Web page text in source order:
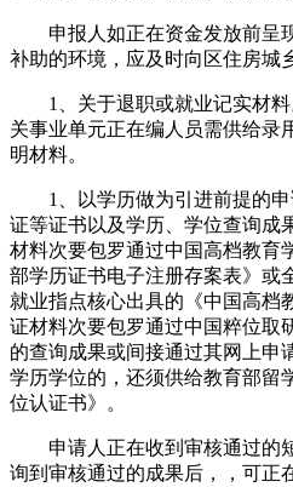
申报人如正在资金发放前呈
补助的环境，应及时向区住房城
1、关于退职或就业记实材料
关事业单元正在编人员需供给录
明材料。
1、以学历做为引进前提的申
证等证书以及学历、学位查询成
材料次要包罗通过中国高档教育
部学历证书电子注册存案表》或
就业指点核心出具的《中国高档
证材料次要包罗通过中国粹位取
的查询成果或间接通过其网上申
学历学位的，还须供给教育部留
位认证书》。
申请人正在收到审核通过的
询到审核通过的成果后，，可正